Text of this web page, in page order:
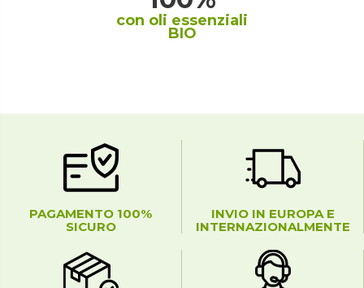
con oli essenziali
BIO
PAGAMENTO 100%
SICURO
INVIO IN EUROPA E
INTERNAZIONALMENTE